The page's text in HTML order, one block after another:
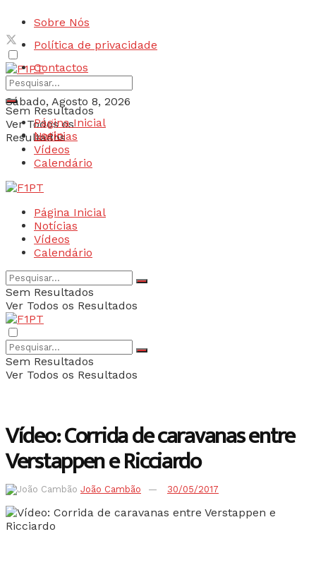
Sobre Nós
Política de privacidade
Contactos
Sábado, Agosto 8, 2026
Login
Sem Resultados
Ver Todos os
Resultados
Página Inicial
Notícias
Vídeos
Calendário
Página Inicial
Notícias
Vídeos
Calendário
Sem Resultados
Ver Todos os Resultados
Sem Resultados
Ver Todos os Resultados
Vídeo: Corrida de caravanas entre
Verstappen e Ricciardo
João Cambão 30/05/2017